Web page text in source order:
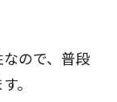
ので、普段
。